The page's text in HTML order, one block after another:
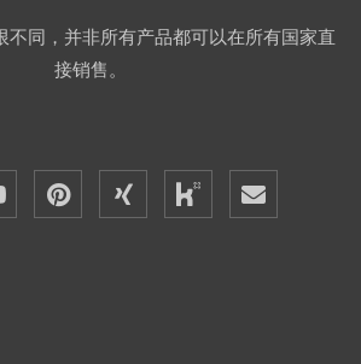
不同，并非所有产品都可以在所有国家直
接销售。